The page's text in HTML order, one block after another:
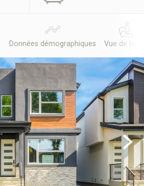
Données démographiques Vue de la
Next